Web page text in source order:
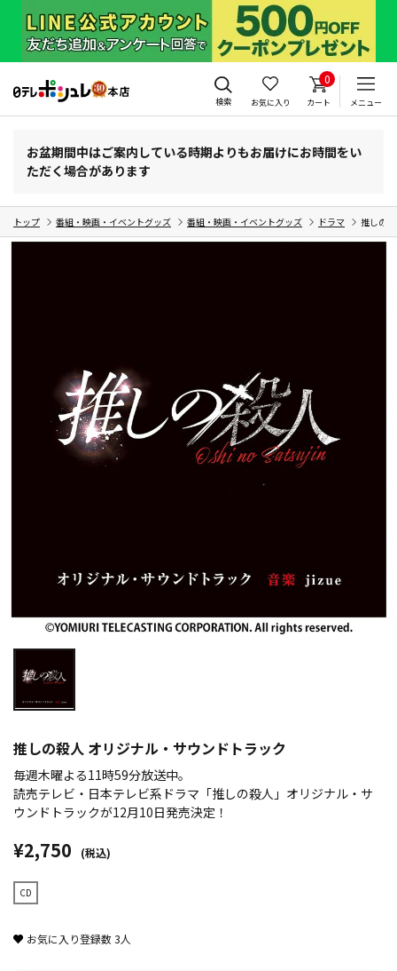
検索 お気に入り
0
カート メニュー
お盆期間中はご案内している時期よりもお届けにお時間をい
ただく場合があります
トップ 番組・映画・イベントグッズ 番組・映画・イベントグッズ ドラマ 推しの
推しの殺人 オリジナル・サウンドトラック
毎週木曜よる11時59分放送中。
読売テレビ・日本テレビ系ドラマ「推しの殺人」オリジナル・サ
ウンドトラックが12月10日発売決定！
¥2,750 (税込)
CD
お気に入り登録数3人